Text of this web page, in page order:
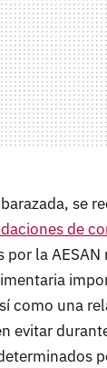
se
de
por la AESAN
como una
evitar